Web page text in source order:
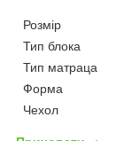
Розмір
Тип блока
Тип матраца
Форма
Чехол